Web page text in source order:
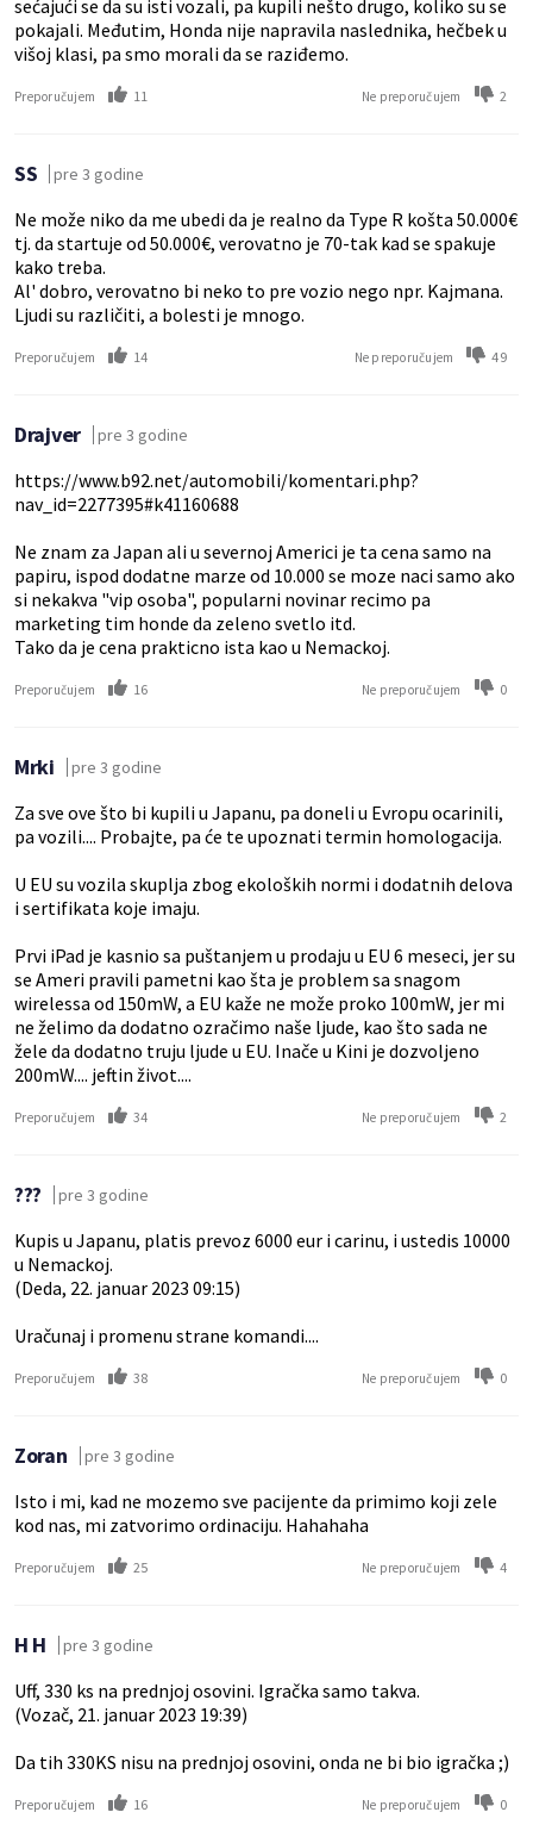
sećajući se da su isti vozali, pa kupili nešto drugo, koliko su se
pokajali. Međutim, Honda nije napravila naslednika, hečbek u
višoj klasi, pa smo morali da se raziđemo.
Preporučujem 11 Ne preporučujem 2
SS pre 3 godine
Ne može niko da me ubedi da je realno da Type R košta 50.000€
tj. da startuje od 50.000€, verovatno je 70-tak kad se spakuje
kako treba.
Al' dobro, verovatno bi neko to pre vozio nego npr. Kajmana.
Ljudi su različiti, a bolesti je mnogo.
Preporučujem 14 Ne preporučujem 49
Drajver pre 3 godine
https://www.b92.net/automobili/komentari.php?
nav_id=2277395#k41160688
Ne znam za Japan ali u severnoj Americi je ta cena samo na
papiru, ispod dodatne marze od 10.000 se moze naci samo ako
si nekakva "vip osoba", popularni novinar recimo pa
marketing tim honde da zeleno svetlo itd.
Tako da je cena prakticno ista kao u Nemackoj.
Preporučujem 16 Ne preporučujem 0
Mrki pre 3 godine
Za sve ove što bi kupili u Japanu, pa doneli u Evropu ocarinili,
pa vozili.... Probajte, pa će te upoznati termin homologacija.
U EU su vozila skuplja zbog ekoloških normi i dodatnih delova
i sertifikata koje imaju.
Prvi iPad je kasnio sa puštanjem u prodaju u EU 6 meseci, jer su
se Ameri pravili pametni kao šta je problem sa snagom
wirelessa od 150mW, a EU kaže ne može proko 100mW, jer mi
ne želimo da dodatno ozračimo naše ljude, kao što sada ne
žele da dodatno truju ljude u EU. Inače u Kini je dozvoljeno
200mW.... jeftin život....
Preporučujem 34 Ne preporučujem 2
??? pre 3 godine
Kupis u Japanu, platis prevoz 6000 eur i carinu, i ustedis 10000
u Nemackoj.
(Deda, 22. januar 2023 09:15)
Uračunaj i promenu strane komandi....
Preporučujem 38 Ne preporučujem 0
Zoran pre 3 godine
Isto i mi, kad ne mozemo sve pacijente da primimo koji zele
kod nas, mi zatvorimo ordinaciju. Hahahaha
Preporučujem 25 Ne preporučujem 4
H H pre 3 godine
Uff, 330 ks na prednjoj osovini. Igračka samo takva.
(Vozač, 21. januar 2023 19:39)
Da tih 330KS nisu na prednjoj osovini, onda ne bi bio igračka ;)
Preporučujem 16 Ne preporučujem 0